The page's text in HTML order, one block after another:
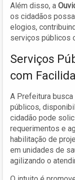
Além disso, a
os cidadãos
elogios,
serviços públicos
Serviços
com
A Prefeitura
públicos,
cidadão pode
requerimentos e
habilitação de
em unidades de
agilizando o